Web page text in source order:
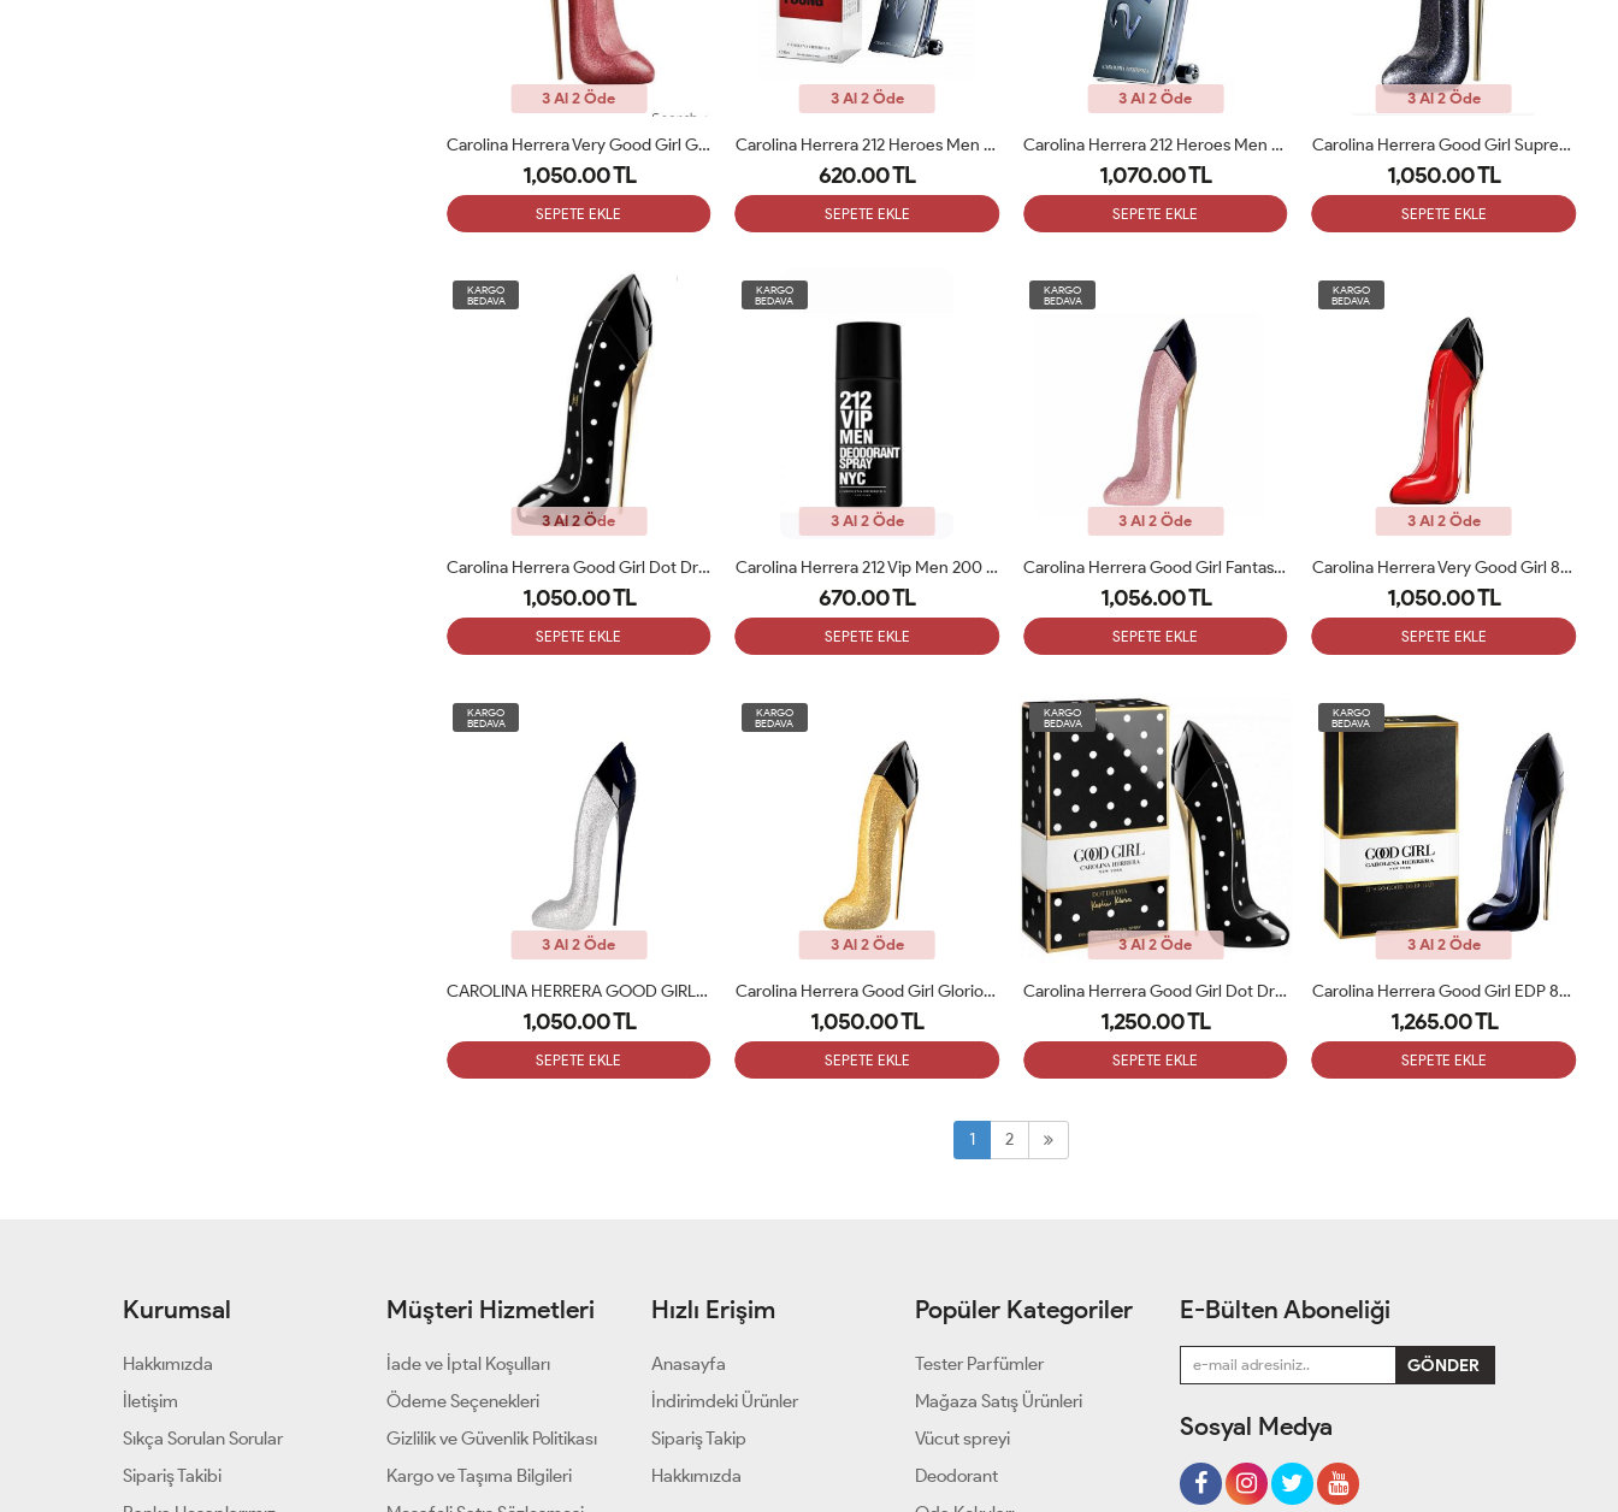
3 Al 2 Öde
Carolina Herrera Very Good Girl Glam Parfum 80 Ml Tester
1,050.00 TL
SEPETE EKLE
3 Al 2 Öde
Carolina Herrera 212 Heroes Men EDT 90 Ml Erkek Parfümü Arc
620.00 TL
SEPETE EKLE
3 Al 2 Öde
Carolina Herrera 212 Heroes Men EDT 90 Ml Erkek Parfümü Tester
1,070.00 TL
SEPETE EKLE
3 Al 2 Öde
Carolina Herrera Good Girl Supreme EDP 80ML Kadın Parfümü Tester
1,050.00 TL
SEPETE EKLE
KARGO
BEDAVA
3 Al 2 Öde
Carolina Herrera Good Girl Dot Drama 80 Ml Edp Bayan Tester Parfüm
1,050.00 TL
SEPETE EKLE
KARGO
BEDAVA
3 Al 2 Öde
Carolina Herrera 212 Vip Men 200 Ml Erkek Deodorant
670.00 TL
SEPETE EKLE
KARGO
BEDAVA
3 Al 2 Öde
Carolina Herrera Good Girl Fantastic Pink 80 Ml Tester
1,056.00 TL
SEPETE EKLE
KARGO
BEDAVA
3 Al 2 Öde
Carolina Herrera Very Good Girl 80 Ml Tester
1,050.00 TL
SEPETE EKLE
KARGO
BEDAVA
3 Al 2 Öde
CAROLINA HERRERA GOOD GIRL SUPERSTARS Collector Edition 2021 Eau De Parfum Spray 80 Ml Tester
1,050.00 TL
SEPETE EKLE
KARGO
BEDAVA
3 Al 2 Öde
Carolina Herrera Good Girl Glorious Gold Bayan Parfüm Tester
1,050.00 TL
SEPETE EKLE
KARGO
BEDAVA
3 Al 2 Öde
Carolina Herrera Good Girl Dot Drama 80 Ml Bayan Parfüm ARC
1,250.00 TL
SEPETE EKLE
KARGO
BEDAVA
3 Al 2 Öde
Carolina Herrera Good Girl EDP 80 ML Bayan Parfüm ARC
1,265.00 TL
SEPETE EKLE
1 2
Kurumsal
Hakkımızda
İletişim
Sıkça Sorulan Sorular
Sipariş Takibi
Müşteri Hizmetleri
İade ve İptal Koşulları
Ödeme Seçenekleri
Gizlilik ve Güvenlik Politikası
Kargo ve Taşıma Bilgileri
Hızlı Erişim
Anasayfa
İndirimdeki Ürünler
Sipariş Takip
Hakkımızda
Popüler Kategoriler
Tester Parfümler
Mağaza Satış Ürünleri
Vücut spreyi
Deodorant
E-Bülten Aboneliği
Sosyal Medya